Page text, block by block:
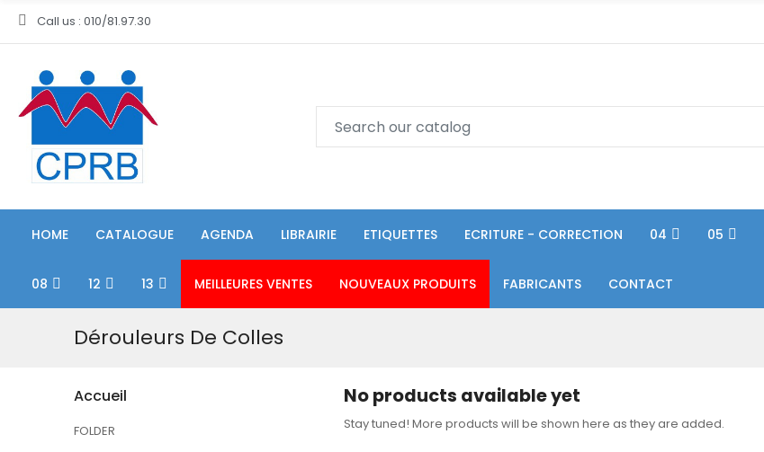
Call us : 010/81.97.30
HOME CATALOGUE AGENDA LIBRAIRIE ETIQUETTES ECRITURE - CORRECTION 04 05
08 12 13 MEILLEURES VENTES NOUVEAUX PRODUITS FABRICANTS CONTACT
Dérouleurs De Colles
Accueil
FOLDER
No products available yet
Stay tuned! More products will be shown here as they are added.